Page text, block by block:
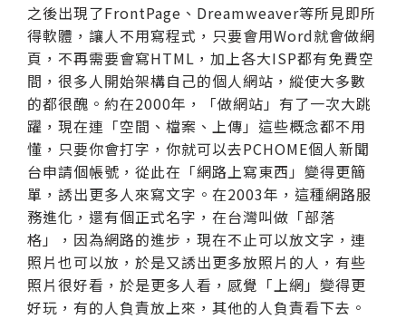
之後出現了FrontPage、Dreamweaver等所見即所
得軟體，讓人不用寫程式，只要會用Word就會做網
頁，不再需要會寫HTML，加上各大ISP都有免費空
間，很多人開始架構自己的個人網站，縱使大多數
的都很醜。約在2000年，「做網站」有了一次大跳
躍，現在連「空間、檔案、上傳」這些概念都不用
懂，只要你會打字，你就可以去PCHOME個人新聞
台申請個帳號，從此在「網路上寫東西」變得更簡
單，誘出更多人來寫文字。在2003年，這種網路服
務進化，還有個正式名字，在台灣叫做「部落
格」，因為網路的進步，現在不止可以放文字，連
照片也可以放，於是又誘出更多放照片的人，有些
照片很好看，於是更多人看，感覺「上網」變得更
好玩，有的人負責放上來，其他的人負責看下去。